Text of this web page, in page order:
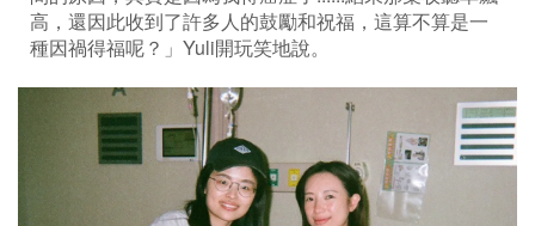
高，還因此收到了許多人的鼓勵和祝福，這算不算是一
種因禍得福呢？」Yuli開玩笑地說。